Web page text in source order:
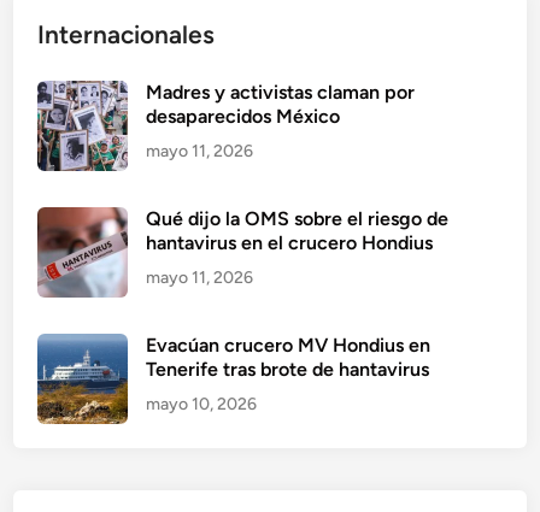
Internacionales
Madres y activistas claman por
desaparecidos México
mayo 11, 2026
Qué dijo la OMS sobre el riesgo de
hantavirus en el crucero Hondius
mayo 11, 2026
Evacúan crucero MV Hondius en
Tenerife tras brote de hantavirus
mayo 10, 2026